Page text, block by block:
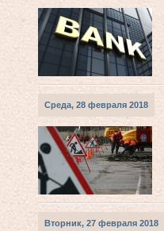
Среда, 28 февраля 2018
Вторник, 27 февраля 2018